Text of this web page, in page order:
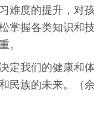
难度的提升，对
掌握各类知识和
我们的健康和
族的未来。（余